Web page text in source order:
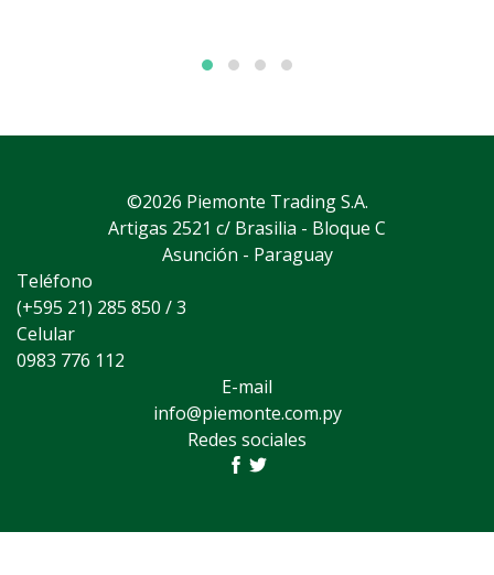
©2026 Piemonte Trading S.A.
Artigas 2521 c/ Brasilia - Bloque C
Asunción - Paraguay
Teléfono
(+595 21) 285 850 / 3
Celular
0983 776 112
E-mail
info@piemonte.com.py
Redes sociales